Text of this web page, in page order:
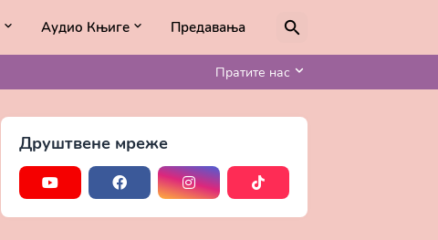
Аудио Књиге Предавања
Пратите нас
Друштвене мреже